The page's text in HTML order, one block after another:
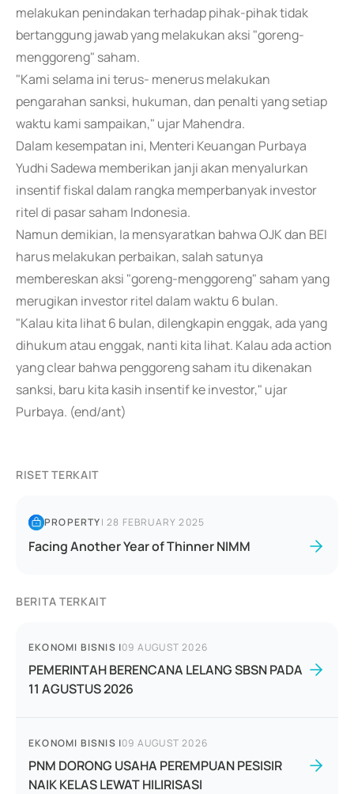
melakukan penindakan terhadap pihak-pihak tidak
bertanggung jawab yang melakukan aksi "goreng-
menggoreng" saham.
"Kami selama ini terus- menerus melakukan
pengarahan sanksi, hukuman, dan penalti yang setiap
waktu kami sampaikan," ujar Mahendra.
Dalam kesempatan ini, Menteri Keuangan Purbaya
Yudhi Sadewa memberikan janji akan menyalurkan
insentif fiskal dalam rangka memperbanyak investor
ritel di pasar saham Indonesia.
Namun demikian, Ia mensyaratkan bahwa OJK dan BEI
harus melakukan perbaikan, salah satunya
membereskan aksi "goreng-menggoreng" saham yang
merugikan investor ritel dalam waktu 6 bulan.
"Kalau kita lihat 6 bulan, dilengkapin enggak, ada yang
dihukum atau enggak, nanti kita lihat. Kalau ada action
yang clear bahwa penggoreng saham itu dikenakan
sanksi, baru kita kasih insentif ke investor," ujar
Purbaya. (end/ant)
RISET TERKAIT
PROPERTY|28 FEBRUARY 2025
Facing Another Year of Thinner NIMM
BERITA TERKAIT
EKONOMI BISNIS |09 AUGUST 2026
PEMERINTAH BERENCANA LELANG SBSN PADA
11 AGUSTUS 2026
EKONOMI BISNIS |09 AUGUST 2026
PNM DORONG USAHA PEREMPUAN PESISIR
NAIK KELAS LEWAT HILIRISASI